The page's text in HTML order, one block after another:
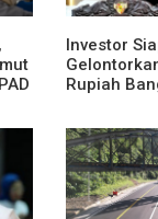
Investor
Rupiah
Toba,
60 Ha